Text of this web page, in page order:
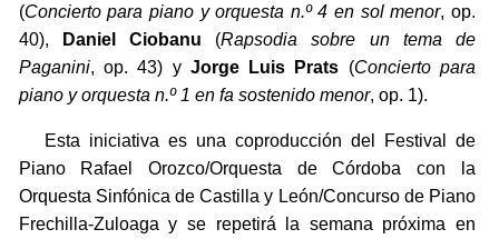
(Concierto para piano y orquesta n.º 4 en sol menor, op.
40),
Daniel Ciobanu (Rapsodia sobre un tema de
Paganini, op. 43) y Jorge Luis Prats (Concierto para
piano y orquesta n.º 1 en fa sostenido menor, op. 1).
Esta iniciativa es una coproducción del Festival de
Piano Rafael Orozco/Orquesta de Córdoba con la
Orquesta Sinfónica de Castilla y León/Concurso de Piano
Frechilla-Zuloaga y se repetirá la semana próxima en